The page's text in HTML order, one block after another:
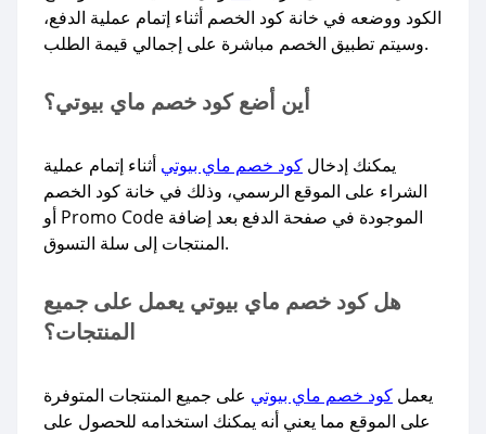
الكود ووضعه في خانة كود الخصم أثناء إتمام عملية الدفع،
وسيتم تطبيق الخصم مباشرة على إجمالي قيمة الطلب.
أين أضع كود خصم ماي بيوتي؟
يمكنك إدخال كود خصم ماي بيوتي أثناء إتمام عملية
الشراء على الموقع الرسمي، وذلك في خانة كود الخصم
أو Promo Code الموجودة في صفحة الدفع بعد إضافة
المنتجات إلى سلة التسوق.
هل كود خصم ماي بيوتي يعمل على جميع
المنتجات؟
يعمل كود خصم ماي بيوتي على جميع المنتجات المتوفرة
على الموقع مما يعني أنه يمكنك استخدامه للحصول على